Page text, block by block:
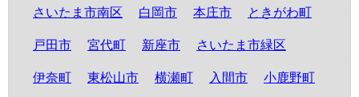
さいたま市南区 白岡市 本庄市 ときがわ町
戸田市 宮代町 新座市 さいたま市緑区
伊奈町 東松山市 横瀬町 入間市 小鹿野町